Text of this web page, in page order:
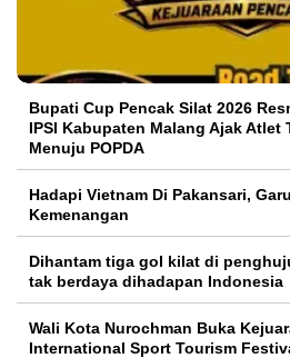
Bupati Cup Pencak Silat 2026
IPSI Kabupaten Malang Ajak Atlet
Menuju POPDA
Hadapi Vietnam Di Pakansari,
Kemenangan
Dihantam tiga gol kilat di
tak berdaya dihadapan Indonesia
Wali Kota Nurochman Buka
International Sport Tourism